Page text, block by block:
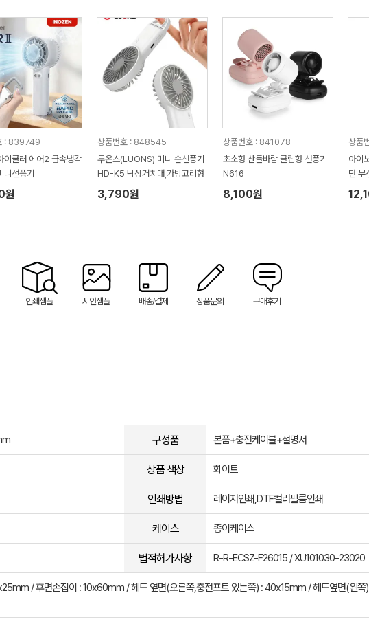
: 839749
이쿨러 에어2 급속냉각
니선풍기
원
상품번호 : 848545
루온스(LUONS) 미니 손선풍기
HD-K5 탁상거치대,가방고리형
3,790원
상품번호 : 841078
초소형 산들바람 클립형 선풍기
N616
8,100원
상품
아이
단 무
인쇄샘플 시안샘플 배송/결제 상품문의 구매후기
구성품 본품+충전케이블+설명서
상품 색상 화이트
인쇄방법 레이저인쇄,DTF컬러필름인쇄
케이스 종이케이스
법적허가사항 R-R-ECSZ-F26015 / XU101030-23020
/ 후면손잡이 : 10x60mm / 헤드 옆면(오른쪽,충전포트 있는쪽) : 40x15mm / 헤드옆면(왼쪽